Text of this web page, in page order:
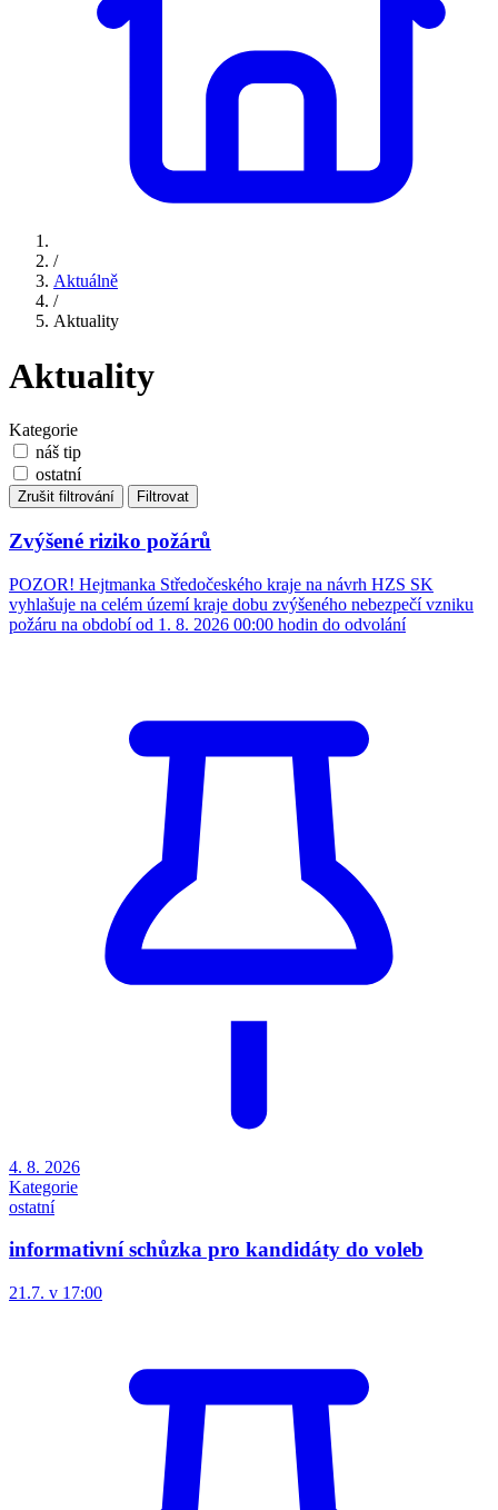
/
Aktuálně
/
Aktuality
Aktuality
Kategorie
náš tip
ostatní
Zrušit filtrování Filtrovat
Zvýšené riziko požárů
POZOR! Hejtmanka Středočeského kraje na návrh HZS SK
vyhlašuje na celém území kraje dobu zvýšeného nebezpečí vzniku
požáru na období od 1. 8. 2026 00:00 hodin do odvolání
4. 8. 2026
Kategorie
ostatní
informativní schůzka pro kandidáty do voleb
21.7. v 17:00